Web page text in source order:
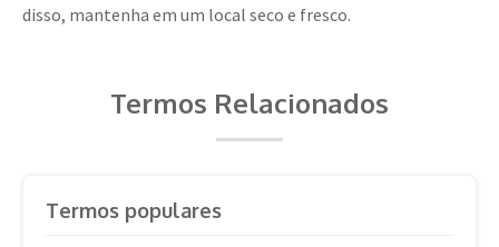
disso, mantenha em um local seco e fresco.
Termos Relacionados
Termos populares